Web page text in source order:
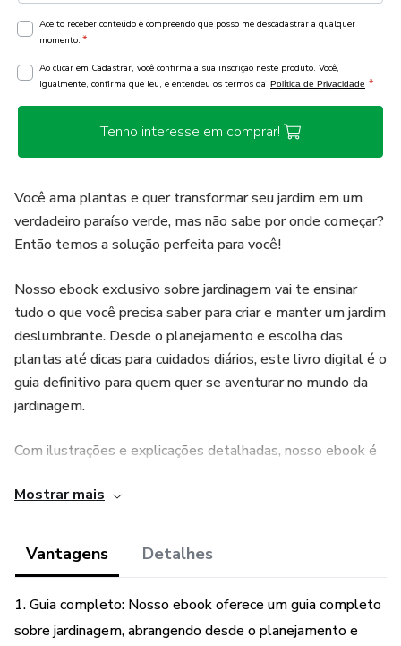
Aceito receber conteúdo e compreendo que posso me descadastrar a qualquer
momento. *
Ao clicar em Cadastrar, você confirma a sua inscrição neste produto. Você,
igualmente, confirma que leu, e entendeu os termos da Política de Privacidade *
Tenho interesse em comprar!
Você ama plantas e quer transformar seu jardim em um
verdadeiro paraíso verde, mas não sabe por onde começar?
Então temos a solução perfeita para você!
Nosso ebook exclusivo sobre jardinagem vai te ensinar
tudo o que você precisa saber para criar e manter um jardim
deslumbrante. Desde o planejamento e escolha das
plantas até dicas para cuidados diários, este livro digital é o
guia definitivo para quem quer se aventurar no mundo da
jardinagem.
Com ilustrações e explicações detalhadas, nosso ebook é
experientes que querem se aprimorar. E o melhor de tudo:
de casa.
ebook sobre jardinagem. Transforme seu jardim em um
oásis de paz e beleza!
Mostrar mais
Vantagens Detalhes
1. Guia completo: Nosso ebook oferece um guia completo
sobre jardinagem, abrangendo desde o planejamento e